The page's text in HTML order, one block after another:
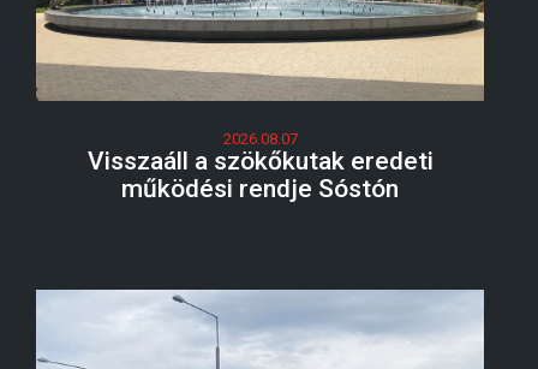
2026.08.07
Visszaáll a szökőkutak eredeti
működési rendje Sóstón